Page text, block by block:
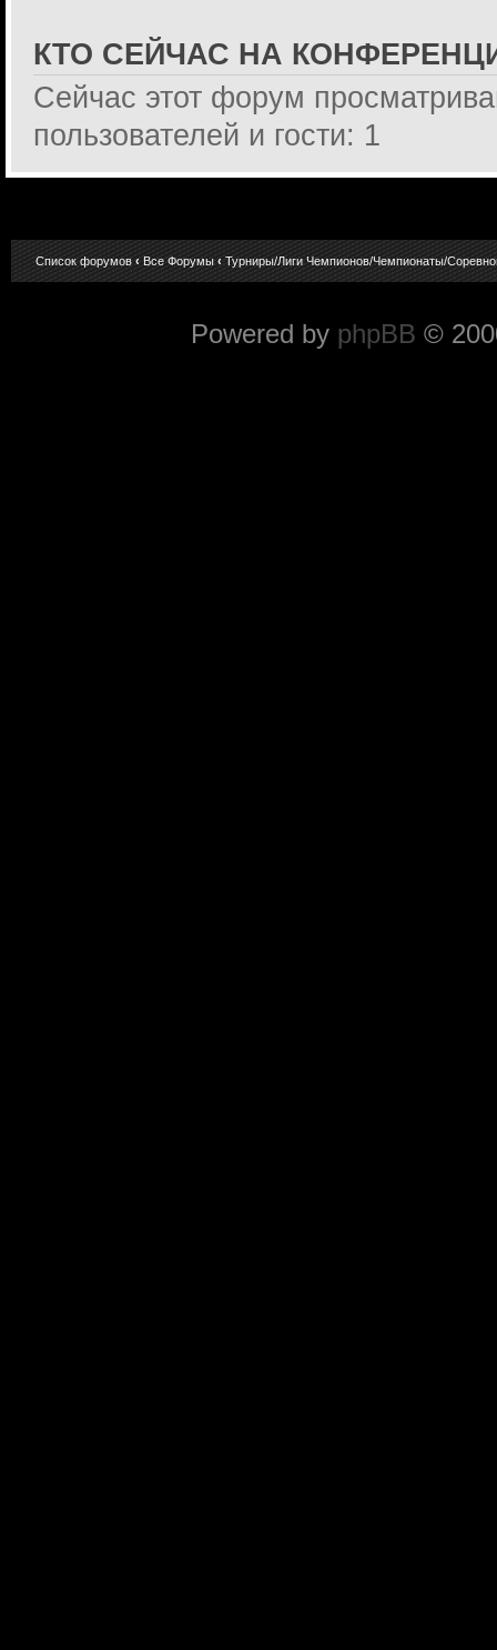
КТО СЕЙЧАС НА
Сейчас этот форум
пользователей и гости: 1
Список форумов ‹ Все Форумы ‹ Турниры/Лиги Чемпионов/Чемпионаты/
Powered by phpBB ©